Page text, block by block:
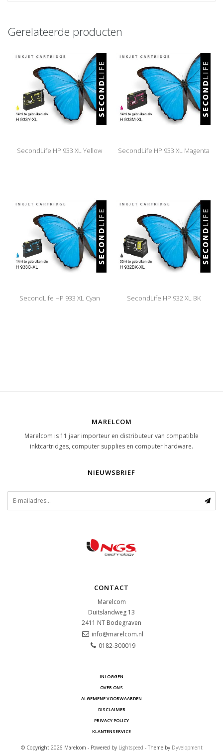
Gerelateerde producten
SecondLife HP 933 XL Yellow SecondLife HP 933 XL Magenta
SecondLife HP 933 XL Cyan SecondLife HP 932 XL BK
MARELCOM
Marelcom is 11 jaar importeur en distributeur van compatible
inktcartridges, computer supplies en computer hardware.
NIEUWSBRIEF
CONTACT
Marelcom
Duitslandweg 13
2411 NT Bodegraven
info@marelcom.nl
0182-300019
INLOGGEN
OVER ONS
ALGEMENE VOORWAARDEN
DISCLAIMER
PRIVACY POLICY
KLANTENSERVICE
© Copyright 2026 Marelcom - Powered by Lightspeed - Theme by Dyvelopment